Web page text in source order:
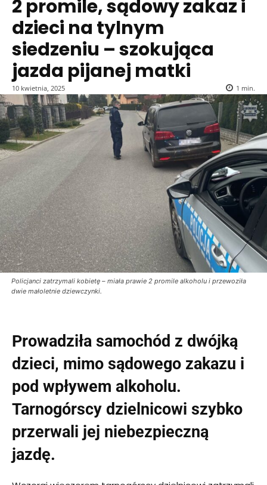
2 promile, sądowy zakaz i
dzieci na tylnym
siedzeniu – szokująca
jazda pijanej matki
10 kwietnia, 2025 1 min.
Policjanci zatrzymali kobietę – miała prawie 2 promile alkoholu i przewoziła
dwie małoletnie dziewczynki.
Prowadziła samochód z dwójką
dzieci, mimo sądowego zakazu i
pod wpływem alkoholu.
Tarnogórscy dzielnicowi szybko
przerwali jej niebezpieczną
jazdę.